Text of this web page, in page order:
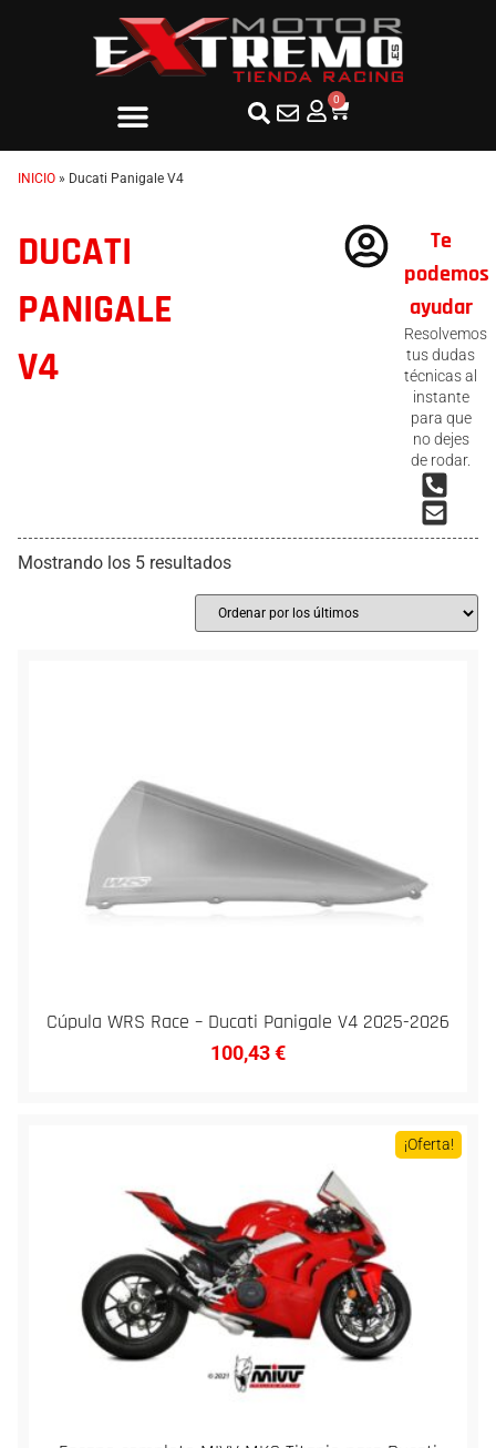
0
INICIO » Ducati Panigale V4
DUCATI
PANIGALE
V4
Te
podemos
ayudar
Resolvemos
tus dudas
técnicas al
instante
para que
no dejes
de rodar.
Mostrando los 5 resultados
Cúpula WRS Race – Ducati Panigale V4 2025-2026
100,43€
¡Oferta!